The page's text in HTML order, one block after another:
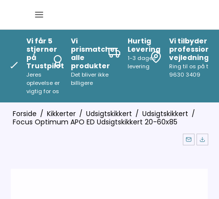
Vi får 5
stjerner
på
Trustpilot
Jeres
oplevelse er
vigtig for os
Vi
prismatcher
alle
produkter
Det bliver ikke
billigere
Hurtig
Levering
1-3 dages
levering
Vi tilbyder
professionel
vejledning
Ring til os på tlf
9630 3409
Forside / Kikkerter / Udsigtskikkert / Udsigtskikkert /
Focus Optimum APO ED Udsigtskikkert 20-60x85